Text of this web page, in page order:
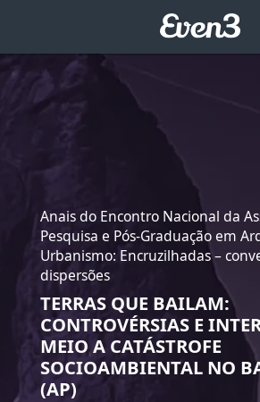
Anais do Encontro Nacional da
Pesquisa e Pós-Graduação em
Urbanismo: Encruzilhadas –
dispersões
TERRAS QUE BAILAM:
CONTROVÉRSIAS E
MEIO A CATÁSTROFE
SOCIOAMBIENTAL NO
(AP)